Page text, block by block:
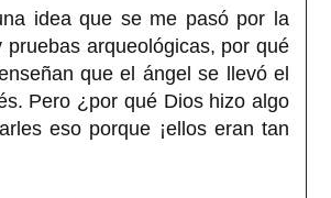
idea que se me pasó por la
arqueológicas, por qué
que el ángel se llevó el
Pero ¿por qué Dios hizo algo
eso porque ¡ellos eran tan